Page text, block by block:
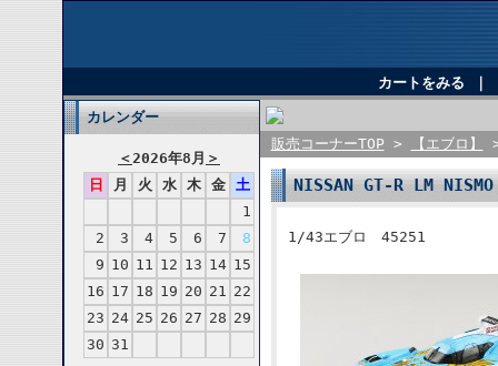
カートをみる
カレンダー
＜2026年8月 ＞
日
月 火 水 木 金
土
1
2
3 4 5 6 7
8
9 10 11 12 13 14 15
16 17 18 19 20 21 22
23 24 25 26 27 28 29
30 31
販売コーナーTOP > 【エブロ】
NISSAN GT-R LM
1/43エブロ 45251